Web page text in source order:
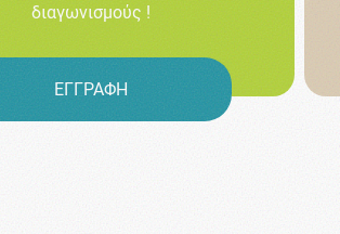
διαγωνισμούς !
ΕΓΓΡΑΦΗ